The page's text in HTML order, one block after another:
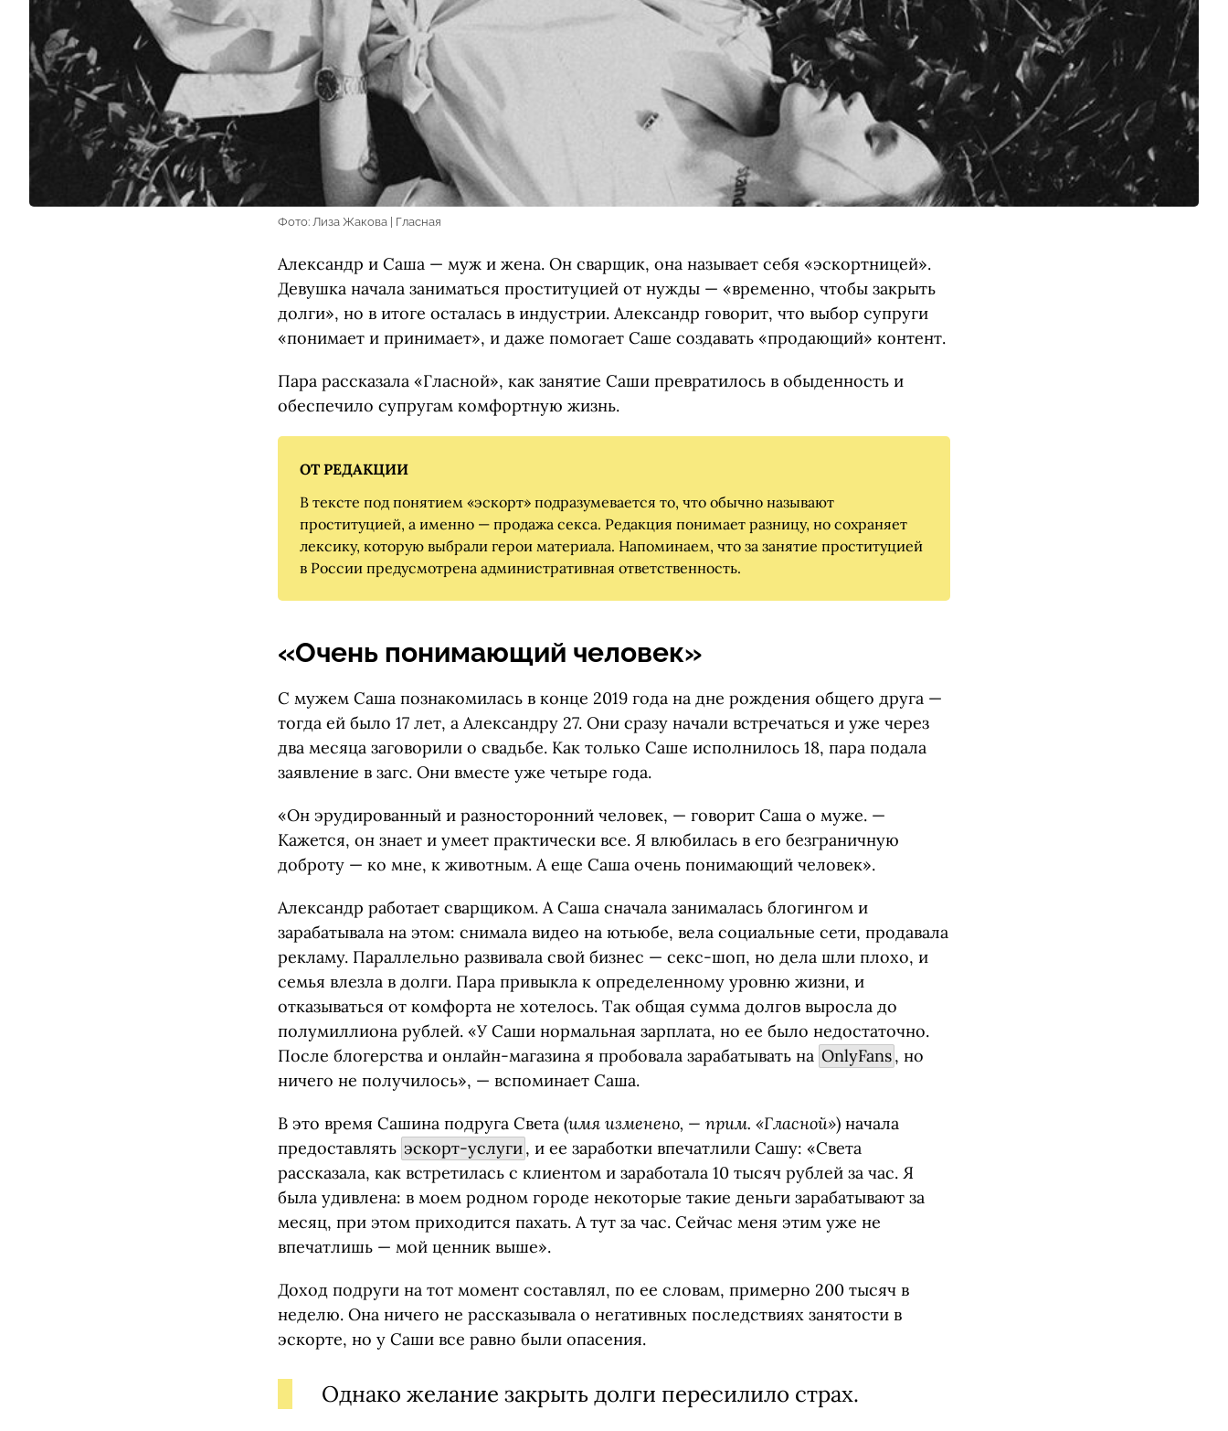
Фото: Лиза Жакова | Гласная
Александр и Саша — муж и жена. Он сварщик, она называет себя «эскортницей».
Девушка начала заниматься проституцией от нужды — «временно, чтобы закрыть
долги», но в итоге осталась в индустрии. Александр говорит, что выбор супруги
«понимает и принимает», и даже помогает Саше создавать «продающий» контент.
Пара рассказала «Гласной», как занятие Саши превратилось в обыденность и
обеспечило супругам комфортную жизнь.
ОТ РЕДАКЦИИ
В тексте под понятием «эскорт» подразумевается то, что обычно называют
проституцией, а именно — продажа секса. Редакция понимает разницу, но сохраняет
лексику, которую выбрали герои материала. Напоминаем, что за занятие проституцией
в России предусмотрена административная ответственность.
«Очень понимающий человек»
С мужем Саша познакомилась в конце 2019 года на дне рождения общего друга —
тогда ей было 17 лет, а Александру 27. Они сразу начали встречаться и уже через
два месяца заговорили о свадьбе. Как только Саше исполнилось 18, пара подала
заявление в загс. Они вместе уже четыре года.
«Он эрудированный и разносторонний человек, — говорит Саша о муже. —
Кажется, он знает и умеет практически все. Я влюбилась в его безграничную
доброту — ко мне, к животным. А еще Саша очень понимающий человек».
Александр работает сварщиком. А Саша сначала занималась блогингом и
зарабатывала на этом: снимала видео на ютьюбе, вела социальные сети, продавала
рекламу. Параллельно развивала свой бизнес — секс-шоп, но дела шли плохо, и
семья влезла в долги. Пара привыкла к определенному уровню жизни, и
отказываться от комфорта не хотелось. Так общая сумма долгов выросла до
полумиллиона рублей. «У Саши нормальная зарплата, но ее было недостаточно.
После блогерства и онлайн-магазина я пробовала зарабатывать на OnlyFans, но
ничего не получилось», — вспоминает Саша.
В это время Сашина подруга Света (имя изменено, — прим. «Гласной») начала
предоставлять эскорт-услуги, и ее заработки впечатлили Сашу: «Света
рассказала, как встретилась с клиентом и заработала 10 тысяч рублей за час. Я
была удивлена: в моем родном городе некоторые такие деньги зарабатывают за
месяц, при этом приходится пахать. А тут за час. Сейчас меня этим уже не
впечатлишь — мой ценник выше».
Доход подруги на тот момент составлял, по ее словам, примерно 200 тысяч в
неделю. Она ничего не рассказывала о негативных последствиях занятости в
эскорте, но у Саши все равно были опасения.
Однако желание закрыть долги пересилило страх.